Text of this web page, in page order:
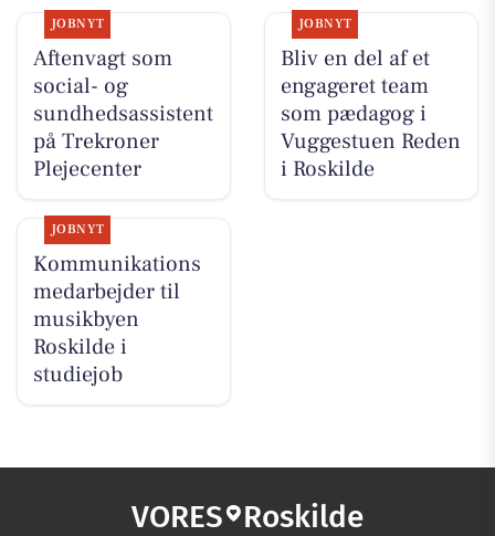
JOBNYT
Aftenvagt som
social- og
sundhedsassistent
på Trekroner
Plejecenter
JOBNYT
Bliv en del af et
engageret team
som pædagog i
Vuggestuen Reden
i Roskilde
JOBNYT
Kommunikations
medarbejder til
musikbyen
Roskilde i
studiejob
VORES Roskilde